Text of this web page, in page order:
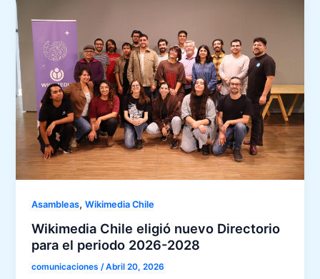
Asambleas,Wikimedia Chile
Wikimedia Chile eligió nuevo Directorio
para el periodo 2026-2028
comunicaciones/Abril 20, 2026